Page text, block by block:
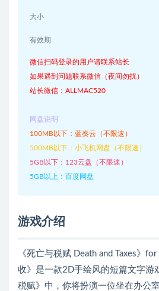
大小
有效期
微信扫码登录的用户请联系站长
如果遇到问题联系微信（夜间勿扰）
站长微信：ALLMAC520
网盘说明
100MB以下：蓝奏云（不限速）
500MB以下：小飞机网盘（不限速）
5GB以下：123云盘（不限速）
5GB以上：百度网盘
游戏介绍
《死亡与税赋 Death and Taxes》
收》是一款2D手绘风的短篇文字游
税赋》中，你将扮演一位坐在办公